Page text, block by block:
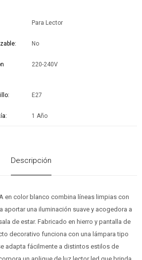
Para Lector
No
220-240V
E27
1 Año
Descripción
en color blanco combina líneas limpias con
aportar una iluminación suave y acogedora a
de estar. Fabricado en hierro y pantalla de
decorativo funciona con una lámpara tipo
adapta fácilmente a distintos estilos de